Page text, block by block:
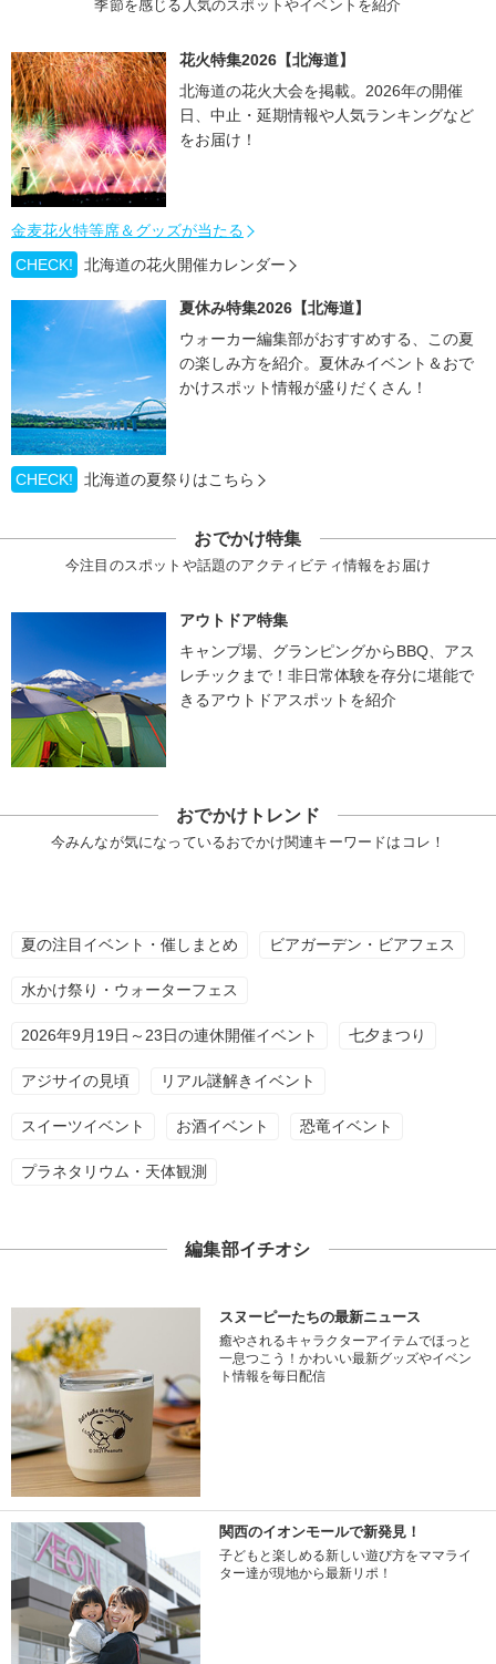
季節を感じる人気のスポットやイベントを紹介
花火特集2026【北海道】
北海道の花火大会を掲載。2026年の開催
日、中止・延期情報や人気ランキングなど
をお届け！
金麦花火特等席＆グッズが当たる
CHECK!
北海道の花火開催カレンダー
夏休み特集2026【北海道】
ウォーカー編集部がおすすめする、この夏
の楽しみ方を紹介。夏休みイベント＆おで
かけスポット情報が盛りだくさん！
CHECK! 北海道の夏祭りはこちら
おでかけ特集
今注目のスポットや話題のアクティビティ情報をお届け
アウトドア特集
キャンプ場、グランピングからBBQ、アス
レチックまで！非日常体験を存分に堪能で
きるアウトドアスポットを紹介
おでかけトレンド
今みんなが気になっているおでかけ関連キーワードはコレ！
夏の注目イベント・催しまとめ ビアガーデン・ビアフェス
水かけ祭り・ウォーターフェス
2026年9月19日～23日の連休開催イベント 七夕まつり
アジサイの見頃 リアル謎解きイベント
スイーツイベント お酒イベント 恐竜イベント
プラネタリウム・天体観測
編集部イチオシ
スヌーピーたちの最新ニュース
癒やされるキャラクターアイテムでほっと
一息つこう！かわいい最新グッズやイベン
ト情報を毎日配信
関西のイオンモールで新発見！
子どもと楽しめる新しい遊び方をママライ
ター達が現地から最新リポ！